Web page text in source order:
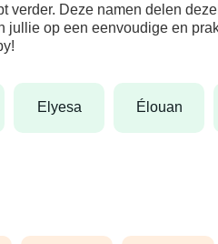
Deze namen delen
op een eenvoudige en
elyesa élouan